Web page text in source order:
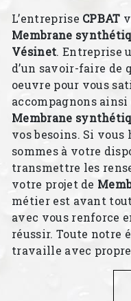
L’entreprise CPBAT
Membrane
Vésinet. Entreprise
d’un savoir-faire de
oeuvre pour vous
accompagnons
Membrane
vos besoins. Si vous
sommes à votre
transmettre les
votre projet de
métier est avant
avec vous renforce
réussir. Toute notre
travaille avec